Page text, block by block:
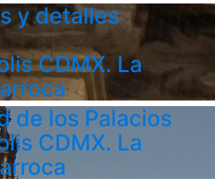
y detalles
CDMX. La
de los Palacios
CDMX. La